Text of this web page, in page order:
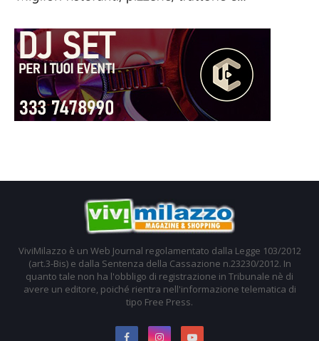
ViviMilazzo è un Web Journal regolamentato dalla Legge 103/2012
(art.3-Bis) e dalla Sentenza della Cassazione n.23230/2012. In
quanto tale non ha l'obbligo di registrazione in Tribunale nè di
avere un editore, poiché rientra nell'informazione telematica di
tipo Free Press.